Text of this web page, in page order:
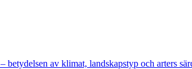
– betydelsen av klimat, landskapstyp och arters